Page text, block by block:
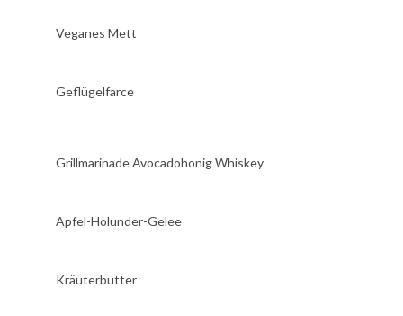
Veganes Mett
Geflügelfarce
Grillmarinade Avocadohonig Whiskey
Apfel-Holunder-Gelee
Kräuterbutter